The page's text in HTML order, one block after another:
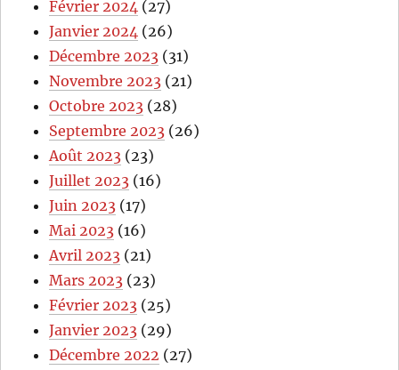
Février 2024 (27)
Janvier 2024 (26)
Décembre 2023 (31)
Novembre 2023 (21)
Octobre 2023 (28)
Septembre 2023 (26)
Août 2023 (23)
Juillet 2023 (16)
Juin 2023 (17)
Mai 2023 (16)
Avril 2023 (21)
Mars 2023 (23)
Février 2023 (25)
Janvier 2023 (29)
Décembre 2022 (27)